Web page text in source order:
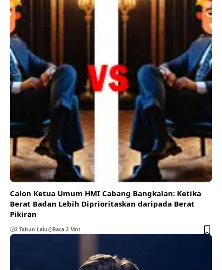
Calon Ketua Umum HMI Cabang Bangkalan: Ketika
Berat Badan Lebih Diprioritaskan daripada Berat
Pikiran
2 Tahun Lalu Baca 2 Mnt